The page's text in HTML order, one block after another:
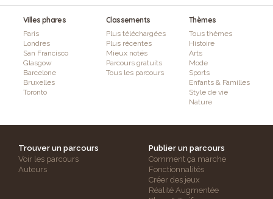
Villes phares
Paris
Londres
San Francisco
Glasgow
Barcelone
Bruxelles
Toronto
Classements
Plus téléchargées
Plus récentes
Mieux notés
Parcours gratuits
Tous les parcours
Thèmes
Tous thèmes
Histoire
Arts
Mode
Sports
Enfants & Familles
Style de vie
Nature
Trouver un parcours
Voir les parcours
Auteurs
Publier un parcours
Comment ça marche
Fonctionnalités
Créer des jeux
Réalité Augmentée